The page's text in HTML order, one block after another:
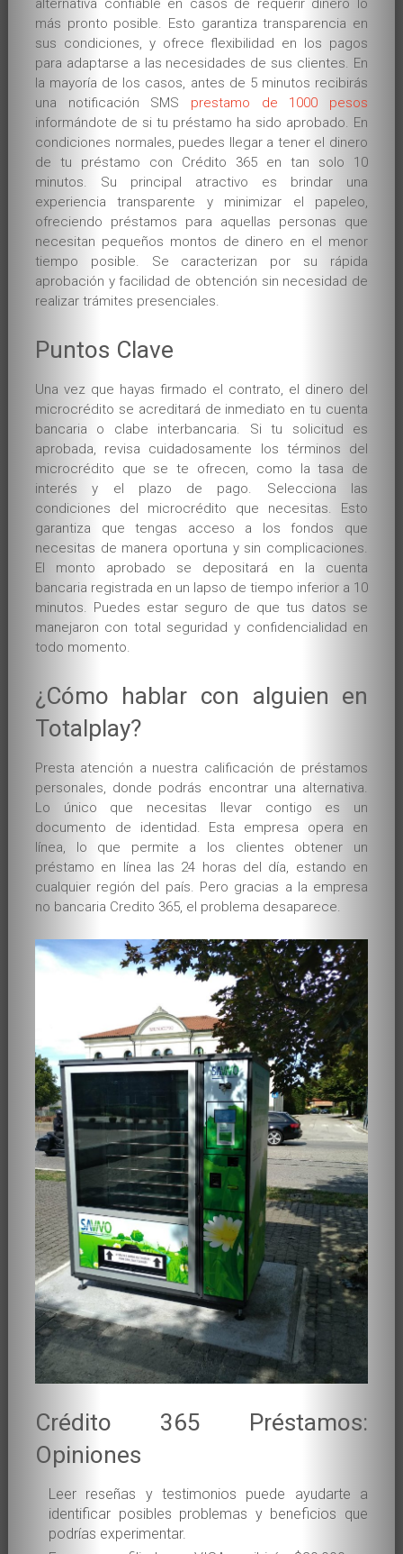
más pronto posible. Esto garantiza transparencia en
sus condiciones, y ofrece flexibilidad en los pagos
para adaptarse a las necesidades de sus clientes. En
la mayoría de los casos, antes de 5 minutos recibirás
una notificación SMS prestamo de 1000 pesos
informándote de si tu préstamo ha sido aprobado. En
condiciones normales, puedes llegar a tener el dinero
de tu préstamo con Crédito 365 en tan solo 10
minutos. Su principal atractivo es brindar una
experiencia transparente y minimizar el papeleo,
ofreciendo préstamos para aquellas personas que
necesitan pequeños montos de dinero en el menor
tiempo posible. Se caracterizan por su rápida
aprobación y facilidad de obtención sin necesidad de
realizar trámites presenciales.
Puntos Clave
Una vez que hayas firmado el contrato, el dinero del
microcrédito se acreditará de inmediato en tu cuenta
bancaria o clabe interbancaria. Si tu solicitud es
aprobada, revisa cuidadosamente los términos del
microcrédito que se te ofrecen, como la tasa de
interés y el plazo de pago. Selecciona las
condiciones del microcrédito que necesitas. Esto
garantiza que tengas acceso a los fondos que
necesitas de manera oportuna y sin complicaciones.
El monto aprobado se depositará en la cuenta
bancaria registrada en un lapso de tiempo inferior a 10
minutos. Puedes estar seguro de que tus datos se
manejaron con total seguridad y confidencialidad en
todo momento.
¿Cómo hablar con alguien en
Totalplay?
Presta atención a nuestra calificación de préstamos
personales, donde podrás encontrar una alternativa.
Lo único que necesitas llevar contigo es un
documento de identidad. Esta empresa opera en
línea, lo que permite a los clientes obtener un
préstamo en línea las 24 horas del día, estando en
cualquier región del país. Pero gracias a la empresa
no bancaria Credito 365, el problema desaparece.
Crédito 365 Préstamos:
Opiniones
Leer reseñas y testimonios puede ayudarte a
identificar posibles problemas y beneficios que
podrías experimentar.